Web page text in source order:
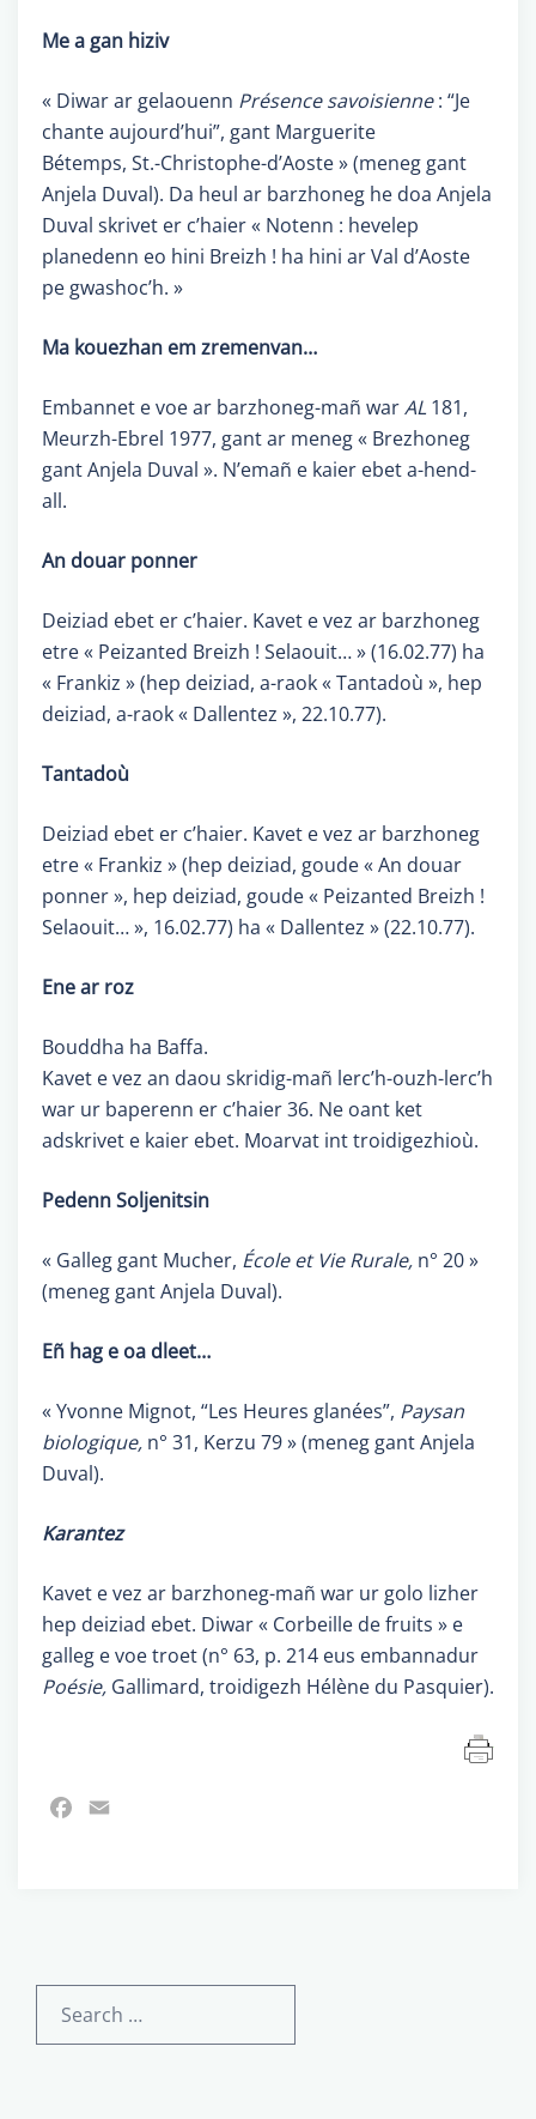
Me a gan hiziv
« Diwar ar gelaouenn Présence savoisienne: “Je
chante aujourd’hui”, gant Marguerite
Bétemps, St.-Christophe-d’Aoste » (meneg gant
Anjela Duval). Da heul ar barzhoneg he doa Anjela
Duval skrivet er c’haier « Notenn : hevelep
planedenn eo hini Breizh ! ha hini ar Val d’Aoste
pe gwashoc’h. »
Ma kouezhan em zremenvan…
Embannet e voe ar barzhoneg-mañ warAL 181,
Meurzh-Ebrel 1977, gant ar meneg « Brezhoneg
gant Anjela Duval ». N’emañ e kaier ebet a-hend-
all.
An douar ponner
Deiziad ebet er c’haier. Kavet e vez ar barzhoneg
etre « Peizanted Breizh ! Selaouit… » (16.02.77) ha
« Frankiz » (hep deiziad, a-raok « Tantadoù », hep
deiziad, a-raok « Dallentez », 22.10.77).
Tantadoù
Deiziad ebet er c’haier. Kavet e vez ar barzhoneg
etre « Frankiz » (hep deiziad, goude « An douar
ponner », hep deiziad, goude « Peizanted Breizh !
Selaouit… », 16.02.77) ha « Dallentez » (22.10.77).
Ene ar roz
Bouddha ha Baffa.
Kavet e vez an daou skridig-mañ lerc’h-ouzh-lerc’h
war ur baperenn er c’haier 36. Ne oant ket
adskrivet e kaier ebet. Moarvat int troidigezhioù.
Pedenn Soljenitsin
« Galleg gant Mucher, École et Vie Rurale, n° 20 »
(meneg gant Anjela Duval).
Eñ hag e oa dleet…
« Yvonne Mignot, “Les Heures glanées”, Paysan
biologique, n° 31, Kerzu 79 » (meneg gant Anjela
Duval).
Karantez
Kavet e vez ar barzhoneg-mañ war ur golo lizher
hep deiziad ebet. Diwar « Corbeille de fruits » e
galleg e voe troet (n° 63, p. 214 eus embannadur
Poésie, Gallimard, troidigezh Hélène du Pasquier).
Facebook
for: